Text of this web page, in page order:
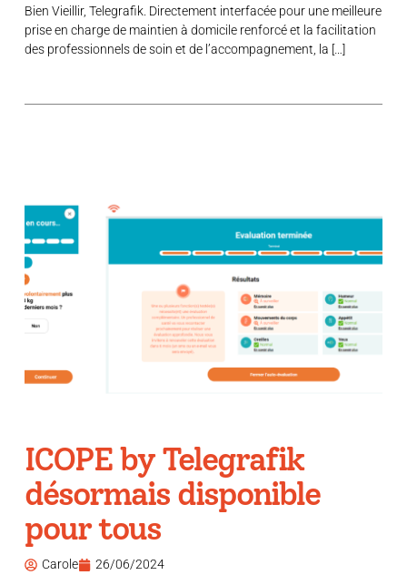
Bien Vieillir, Telegrafik. Directement interfacée pour une meilleure
prise en charge de maintien à domicile renforcé et la facilitation
des professionnels de soin et de l’accompagnement, la […]
ICOPE by Telegrafik
désormais disponible
pour tous
Carole 26/06/2024